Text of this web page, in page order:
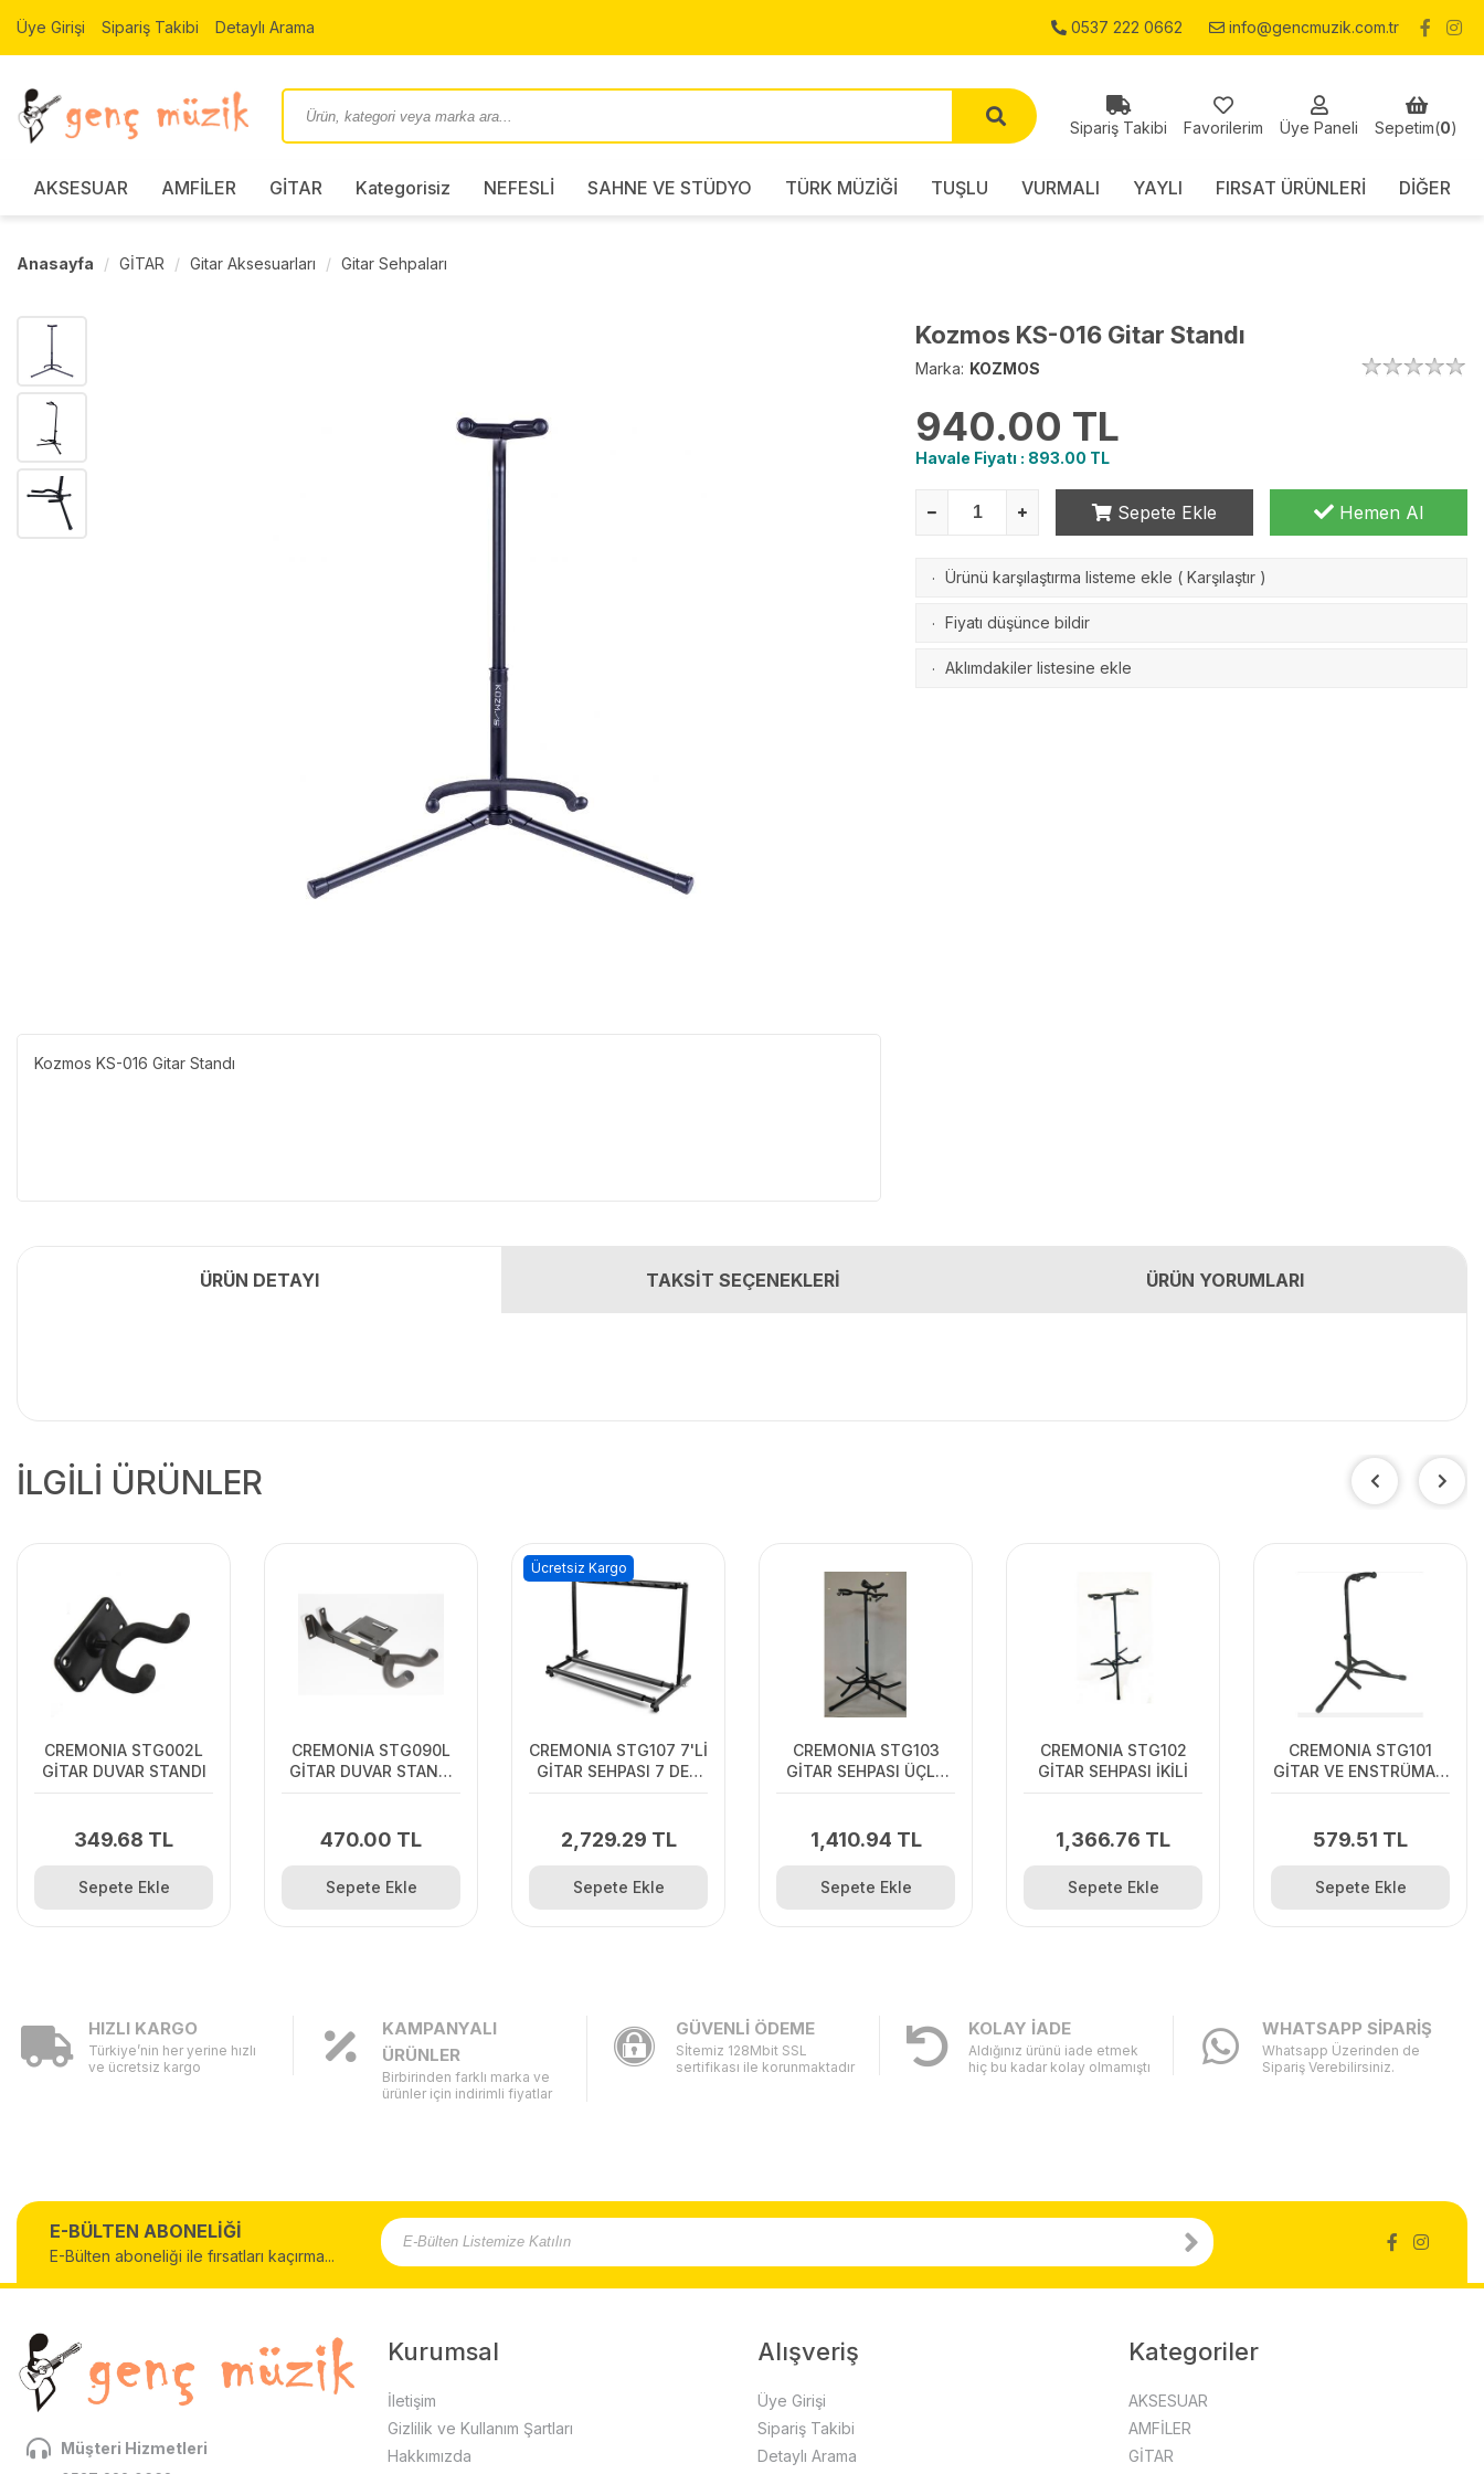
Üye Girişi Sipariş Takibi Detaylı Arama 0537 222 0662 info@gencmuzik.com.tr
Sipariş Takibi Favorilerim Üye Paneli Sepetim(0)
AKSESUAR AMFİLER GİTAR Kategorisiz NEFESLİ SAHNE VE STÜDYO TÜRK MÜZİĞİ TUŞLU VURMALI YAYLI FIRSAT ÜRÜNLERİ DİĞER
Anasayfa GİTAR Gitar Aksesuarları Gitar Sehpaları
Kozmos KS-016 Gitar Standı
Kozmos KS-016 Gitar Standı
Marka: KOZMOS
940.00 TL
Havale Fiyatı : 893.00 TL
Sepete Ekle Hemen Al
· Ürünü karşılaştırma listeme ekle ( Karşılaştır )
· Fiyatı düşünce bildir
· Aklımdakiler listesine ekle
ÜRÜN DETAYI TAKSİT SEÇENEKLERİ ÜRÜN YORUMLARI
İLGİLİ ÜRÜNLER
CREMONIA STG002L
GİTAR DUVAR STANDI
349.68 TL
Sepete Ekle
CREMONIA STG090L
GİTAR DUVAR STANDI
470.00 TL
Sepete Ekle
CREMONIA STG107 7'Lİ
GİTAR SEHPASI 7 DET
2,729.29 TL
Ücretsiz Kargo
Sepete Ekle
CREMONIA STG103
GİTAR SEHPASI ÜÇLÜ
1,410.94 TL
Sepete Ekle
CREMONIA STG102
GİTAR SEHPASI İKİLİ
1,366.76 TL
Sepete Ekle
CREMONIA STG101
GİTAR VE ENSTRÜMAN
Enstruman Sehpası
579.51 TL
Sepete Ekle
HIZLI KARGO
Türkiye’nin her yerine hızlı
ve ücretsiz kargo
KAMPANYALI
ÜRÜNLER
Birbirinden farklı marka ve
ürünler için indirimli fiyatlar
GÜVENLİ ÖDEME
Sİtemiz 128Mbit SSL
sertifikası ile korunmaktadır
KOLAY İADE
Aldığınız ürünü iade etmek
hiç bu kadar kolay olmamıştı
WHATSAPP SİPARİŞ
Whatsapp Üzerinden de
Sipariş Verebilirsiniz.
E-BÜLTEN ABONELİĞİ
E-Bülten aboneliği ile fırsatları kaçırma...
Müşteri Hizmetleri
Kurumsal
İletişim
Gizlilik ve Kullanım Şartları
Hakkımızda
Alışveriş
Üye Girişi
Sipariş Takibi
Detaylı Arama
Kategoriler
AKSESUAR
AMFİLER
GİTAR